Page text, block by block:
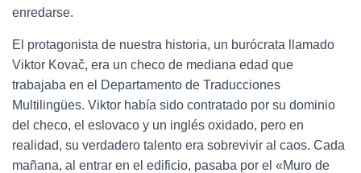
enredarse.
El protagonista de nuestra historia, un burócrata llamado
Viktor Kovač, era un checo de mediana edad que
trabajaba en el Departamento de Traducciones
Multilingües. Viktor había sido contratado por su dominio
del checo, el eslovaco y un inglés oxidado, pero en
realidad, su verdadero talento era sobrevivir al caos. Cada
mañana, al entrar en el edificio, pasaba por el «Muro de